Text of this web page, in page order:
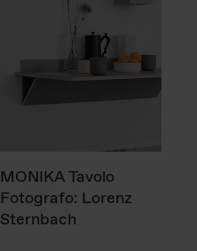
MONIKA Tavolo
Fotografo: Lorenz
Sternbach